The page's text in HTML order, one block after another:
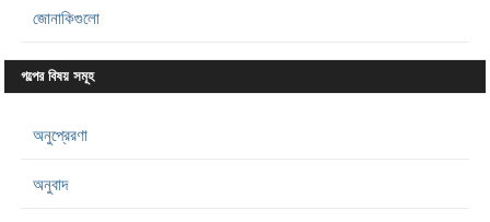
জোনাকিগুলো
গল্পের বিষয় সমূহ
অনুপ্রেরণা
অনুবাদ